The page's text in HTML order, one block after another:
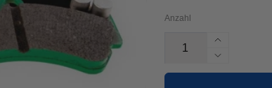
Anzahl
Erhöhe
die
Menge
Verringere
die